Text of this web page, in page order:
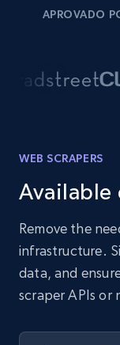
APROVADO
WEB SCRAPERS
Available
Remove the
infrastructure.
data, and
scraper APIs or